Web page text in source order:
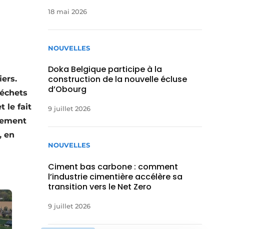
le fait
en
18 mai 2026
NOUVELLES
Doka Belgique participe à la
construction de la nouvelle écluse
d’Obourg
9 juillet 2026
NOUVELLES
Ciment bas carbone : comment
l’industrie cimentière accélère sa
transition vers le Net Zero
9 juillet 2026